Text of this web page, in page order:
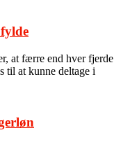
at færre end hver fjerde
til at kunne deltage i